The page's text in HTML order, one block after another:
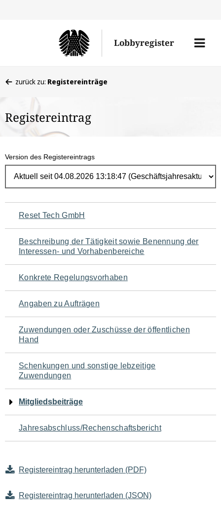
Lobbyregister
Menü
befinden
hier:
zurück zu: Registereinträge
Registereintrag
Version des Registereintrags
Navigation
für
den
Seiteninhalt
Reset Tech GmbH
Beschreibung der Tätigkeit sowie Benennung der
Interessen- und Vorhabenbereiche
Konkrete Regelungsvorhaben
Angaben zu Aufträgen
Zuwendungen oder Zuschüsse der öffentlichen
Hand
Schenkungen und sonstige lebzeitige
Zuwendungen
Mitgliedsbeiträge
Jahresabschluss/Rechenschaftsbericht
Registereintrag herunterladen (PDF)
Registereintrag herunterladen (JSON)